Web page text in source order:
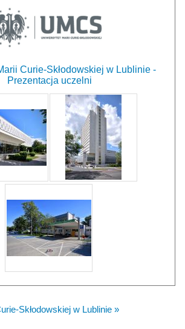
Curie-Skłodowskiej w Lublinie -
Prezentacja uczelni
Skłodowskiej w Lublinie »